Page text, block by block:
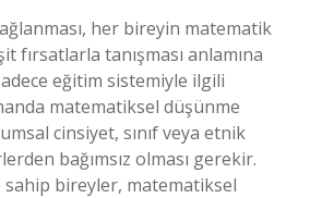
her bireyin matematik
fırsatlarla tanışması anlamına
eğitim sistemiyle ilgili
matematiksel düşünme
cinsiyet, sınıf veya etnik
bağımsız olması gerekir.
sahip bireyler, matematiksel